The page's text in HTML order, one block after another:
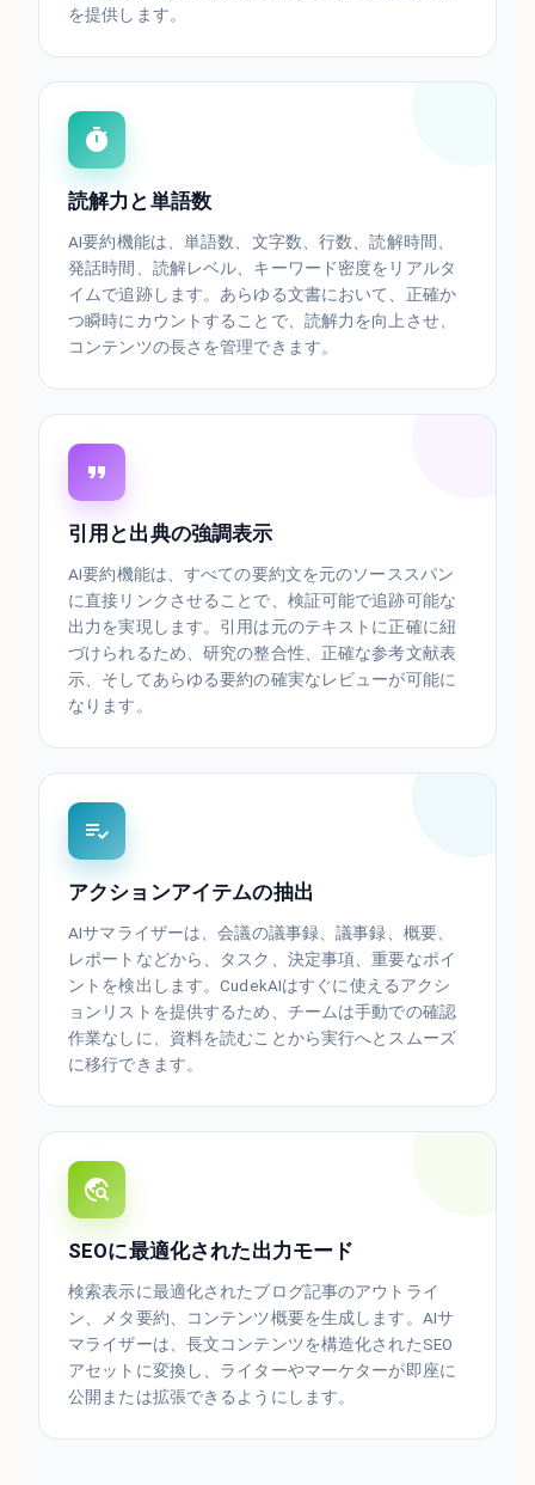
を提供します。
読解力と単語数
AI要約機能は、単語数、文字数、行数、読解時間、
発話時間、読解レベル、キーワード密度をリアルタ
イムで追跡します。あらゆる文書において、正確か
つ瞬時にカウントすることで、読解力を向上させ、
コンテンツの長さを管理できます。
引用と出典の強調表示
AI要約機能は、すべての要約文を元のソーススパン
に直接リンクさせることで、検証可能で追跡可能な
出力を実現します。引用は元のテキストに正確に紐
づけられるため、研究の整合性、正確な参考文献表
示、そしてあらゆる要約の確実なレビューが可能に
なります。
アクションアイテムの抽出
AIサマライザーは、会議の議事録、議事録、概要、
レポートなどから、タスク、決定事項、重要なポイ
ントを検出します。CudekAIはすぐに使えるアクシ
ョンリストを提供するため、チームは手動での確認
作業なしに、資料を読むことから実行へとスムーズ
に移行できます。
SEOに最適化された出力モード
検索表示に最適化されたブログ記事のアウトライ
ン、メタ要約、コンテンツ概要を生成します。AIサ
マライザーは、長文コンテンツを構造化されたSEO
アセットに変換し、ライターやマーケターが即座に
公開または拡張できるようにします。